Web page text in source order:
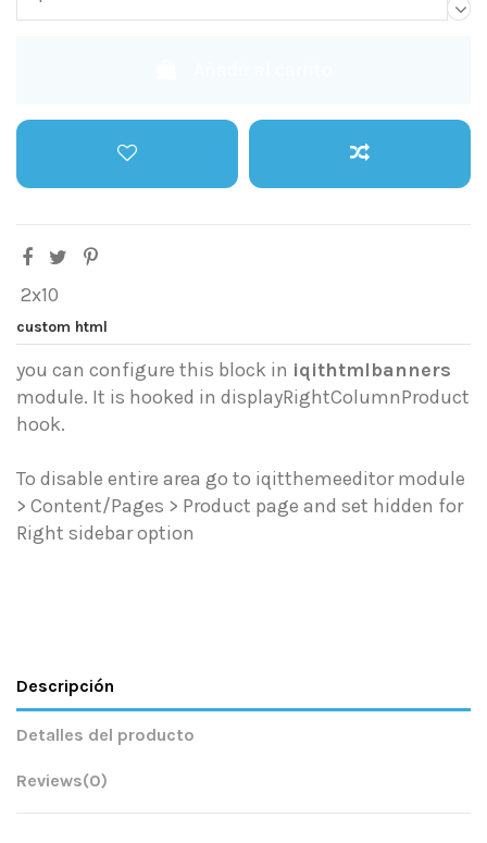
2x10
custom html
you can configure this block in iqithtmlbanners
module. It is hooked in displayRightColumnProduct
hook.
To disable entire area go to iqitthemeeditor module
> Content/Pages > Product page and set hidden for
Right sidebar option
Descripción
Detalles del producto
Reviews(0)